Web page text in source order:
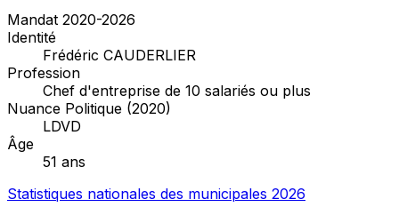
Mandat 2020-2026
Identité
Frédéric CAUDERLIER
Profession
Chef d'entreprise de 10 salariés ou plus
Nuance Politique (2020)
LDVD
Âge
51 ans
Statistiques nationales des municipales 2026